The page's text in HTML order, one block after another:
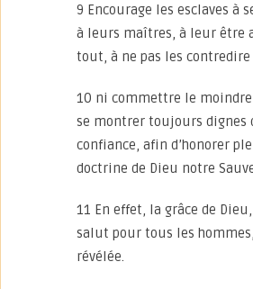
9 Encourage les esclaves à
à leurs maîtres, à leur être
tout, à ne pas les contredire
10 ni commettre le
se montrer toujours dignes
confiance, afin d’honorer
doctrine de Dieu notre
11 En effet, la grâce de
salut pour tous les
révélée.